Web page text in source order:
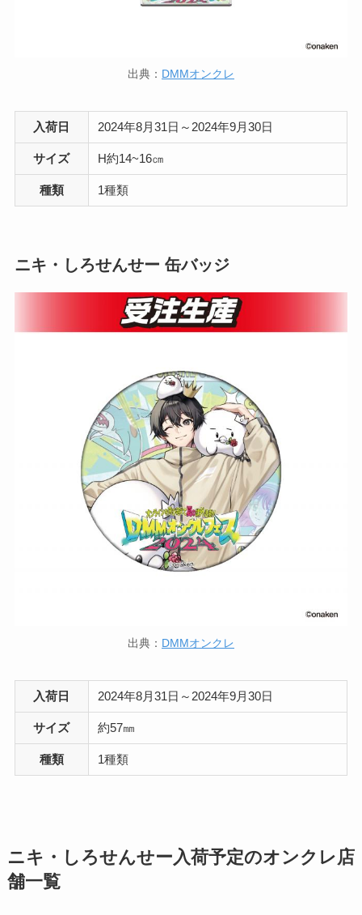
出典： DMMオンクレ
入荷日 2024年8月31日～2024年9月30日
サイズ H約14~16㎝
種類 1種類
ニキ・しろせんせー 缶バッジ
出典： DMMオンクレ
入荷日 2024年8月31日～2024年9月30日
サイズ 約57㎜
種類 1種類
ニキ・しろせんせー入荷予定のオンクレ店
舗一覧